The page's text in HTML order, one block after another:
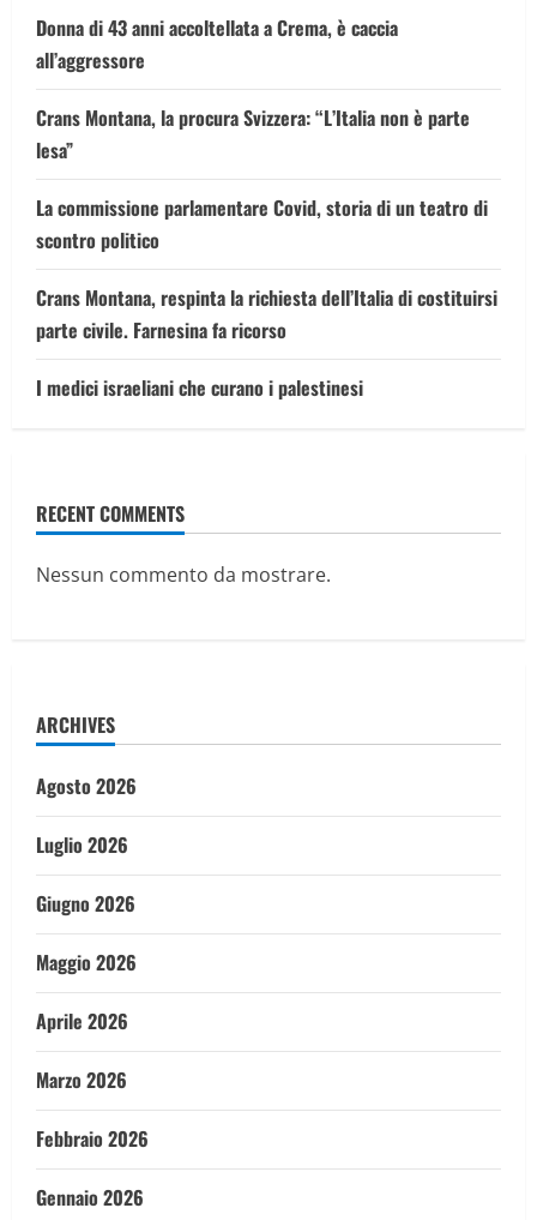
Donna di 43 anni accoltellata a Crema, è caccia
all’aggressore
Crans Montana, la procura Svizzera: “L’Italia non è parte
lesa”
La commissione parlamentare Covid, storia di un teatro di
scontro politico
Crans Montana, respinta la richiesta dell’Italia di costituirsi
parte civile. Farnesina fa ricorso
I medici israeliani che curano i palestinesi
RECENT COMMENTS
Nessun commento da mostrare.
ARCHIVES
Agosto 2026
Luglio 2026
Giugno 2026
Maggio 2026
Aprile 2026
Marzo 2026
Febbraio 2026
Gennaio 2026